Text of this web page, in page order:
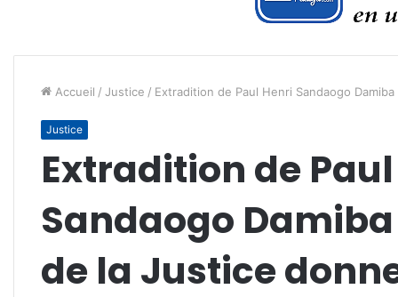
Accueil / Justice / Extradition de Paul Henri Sandaogo
Justice
Extradition de
Sandaogo
de la Justice